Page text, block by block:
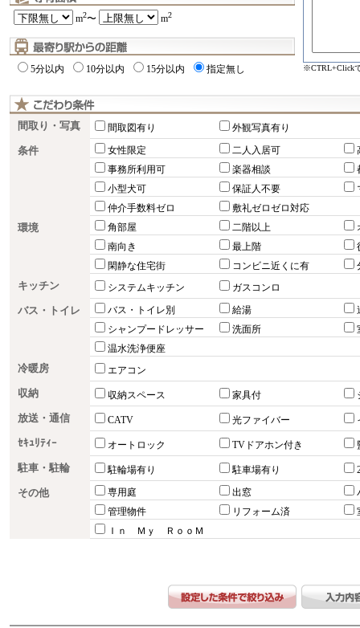
m2〜 m2
5分以内 10分以内 15分以内 指定無し ※CTRL+Click
間取り・写真 間取図有り 外観写真有り
条件 女性限定 二人入居可
事務所利用可
楽器相談
小型犬可
保証人不要
仲介手数料ゼロ
敷礼ゼロゼロ対応
環境 角部屋 二階以上
南向き
最上階
閑静な住宅街
コンビニ近くに有
キッチン システムキッチン ガスコンロ
バス・トイレ バス・トイレ別 給湯
シャンプードレッサー
洗面所
温水洗浄便座
冷暖房 エアコン
収納 収納スペース 家具付
放送・通信 CATV 光ファイバー
ｾｷｭﾘﾃｨｰ オートロック TVドアホン付き
駐車・駐輪 駐輪場有り 駐車場有り
その他 専用庭 出窓
管理物件
リフォーム済
Ｉｎ Ｍｙ ＲｏｏＭ